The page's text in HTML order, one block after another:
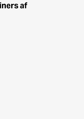
af